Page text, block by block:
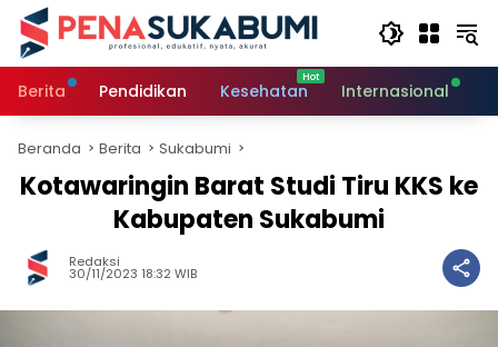
Langsung
konten
Berita
Pendidikan Kesehatan Internasional
Beranda Berita Sukabumi
Kotawaringin Barat Studi Tiru KKS ke
Kabupaten Sukabumi
Redaksi
30/11/2023 18:32 WIB